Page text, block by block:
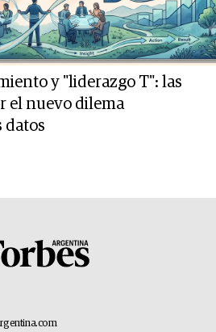
y "liderazgo T": las
el nuevo dilema
datos